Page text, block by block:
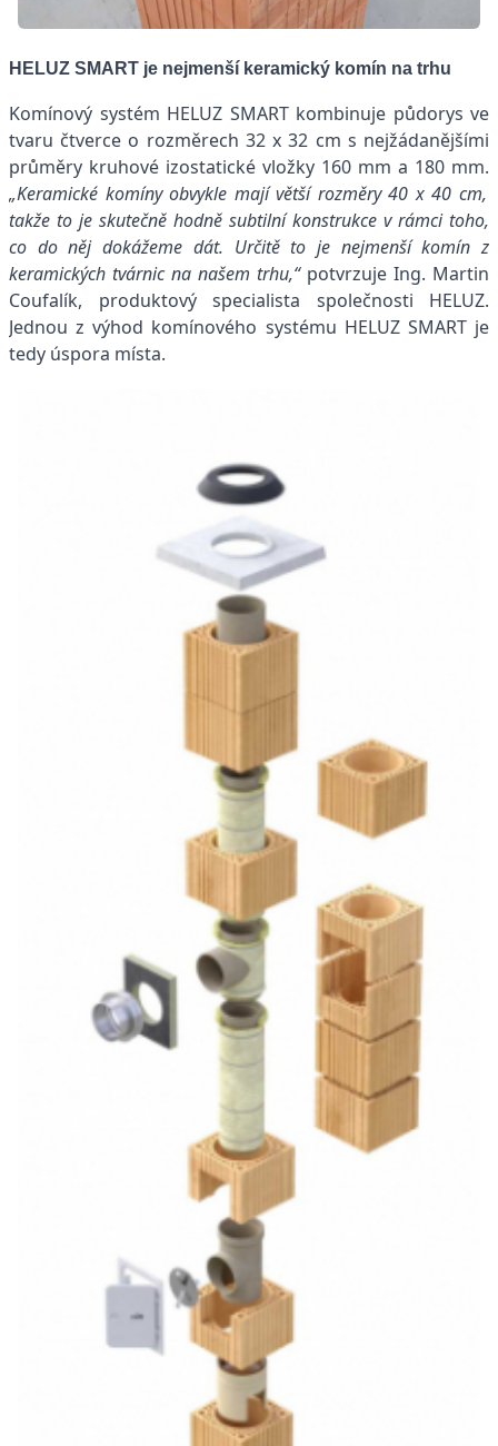
HELUZ SMART je nejmenší keramický komín na trhu
Komínový systém HELUZ SMART kombinuje půdorys ve
tvaru čtverce o rozměrech 32 x 32 cm s nejžádanějšími
průměry kruhové izostatické vložky 160 mm a 180 mm.
„Keramické komíny obvykle mají větší rozměry 40 x 40 cm,
takže to je skutečně hodně subtilní konstrukce v rámci toho,
co do něj dokážeme dát. Určitě to je nejmenší komín z
keramických tvárnic na našem trhu,“potvrzuje Ing. Martin
Coufalík, produktový specialista společnosti HELUZ.
Jednou z výhod komínového systému HELUZ SMART je
tedy úspora místa.